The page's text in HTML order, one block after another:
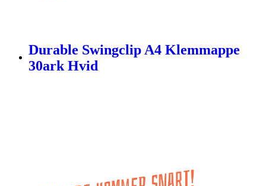
Durable Swingclip A4 Klemmappe
30ark Hvid